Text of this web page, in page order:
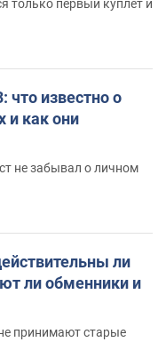
только первый куплет и
что известно о
и как они
не забывал о личном
ли
ли обменники и
принимают старые